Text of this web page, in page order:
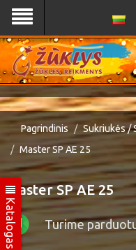
Katalogas
Pagrindinis Sukriukės /
Master SP AE 25
Master SP AE 25
Turime